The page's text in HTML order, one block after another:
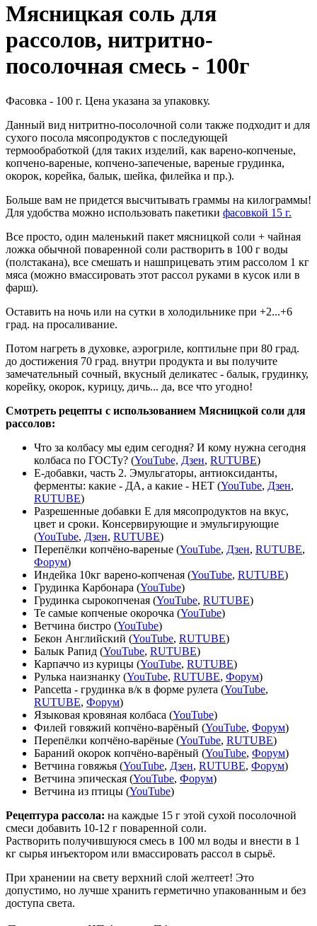
Мясницкая соль для
рассолов, нитритно-
посолочная смесь - 100г
Фасовка - 100 г. Цена указана за упаковку.
Данный вид нитритно-посолочной соли также подходит и для
сухого посола мясопродуктов с последующей
термообработкой (для таких изделий, как варено-копченые,
копчено-вареные, копчено-запеченые, вареные грудинка,
окорок, корейка, балык, шейка, филейка и пр.).
Больше вам не придется высчитывать граммы на килограммы!
Для удобства можно использовать пакетики фасовкой 15 г.
Все просто, один маленький пакет мясницкой соли + чайная
ложка обычной поваренной соли растворить в 100 г воды
(полстакана), все смешать и нашприцевать этим рассолом 1 кг
мяса (можно вмассировать этот рассол руками в кусок или в
фарш).
Оставить на ночь или на сутки в холодильнике при +2...+6
град. на просаливание.
Потом нагреть в духовке, аэрогриле, коптильне при 80 град.
до достижения 70 град. внутри продукта и вы получите
замечательный сочный, вкусный деликатес - балык, грудинку,
корейку, окорок, курицу, дичь... да, все что угодно!
Смотреть рецепты с использованием Мясницкой соли для
рассолов:
Что за колбасу мы едим сегодня? И кому нужна сегодня
колбаса по ГОСТу? (YouTube, Дзен, RUTUBE)
Е-добавки, часть 2. Эмульгаторы, антиоксиданты,
ферменты: какие - ДА, а какие - НЕТ (YouTube, Дзен,
RUTUBE)
Разрешенные добавки Е для мясопродуктов на вкус,
цвет и сроки. Консервирующие и эмульгирующие
(YouTube, Дзен, RUTUBE)
Перепёлки копчёно-вареные (YouTube, Дзен, RUTUBE,
Форум)
Индейка 10кг варено-копченая (YouTube, RUTUBE)
Грудинка Карбонара (YouTube)
Грудинка сырокопченая (YouTube, RUTUBE)
Те самые копченые окорочка (YouTube)
Ветчина бистро (YouTube)
Бекон Английский (YouTube, RUTUBE)
Балык Рапид (YouTube, RUTUBE)
Карпаччо из курицы (YouTube, RUTUBE)
Рулька наизнанку (YouTube, RUTUBE, Форум)
Pancetta - грудинка в/к в форме рулета (YouTube,
RUTUBE, Форум)
Языковая кровяная колбаса (YouTube)
Филей говяжий копчёно-варёный (YouTube, Форум)
Перепёлки копчёно-варёные (YouTube, RUTUBE)
Бараний окорок копчёно-варёный (YouTube, Форум)
Ветчина говяжья (YouTube, Дзен, RUTUBE, Форум)
Ветчина эпическая (YouTube, Форум)
Ветчина из птицы (YouTube)
Рецептура рассола: на каждые 15 г этой сухой посолочной
смеси добавить 10-12 г поваренной соли.
Растворить получившуюся смесь в 100 мл воды и внести в 1
кг сырья инъектором или вмассировать рассол в сырьё.
При хранении на свету верхний слой желтеет! Это
допустимо, но лучше хранить герметично упакованным и без
доступа света.